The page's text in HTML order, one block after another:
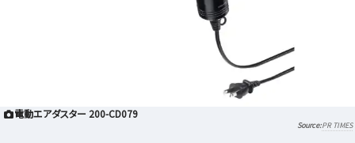
電動エアダスター 200-CD079
PR TIMES